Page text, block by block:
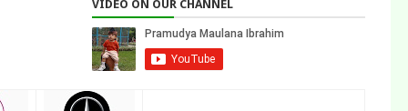
VIDEO ON OUR CHANNEL